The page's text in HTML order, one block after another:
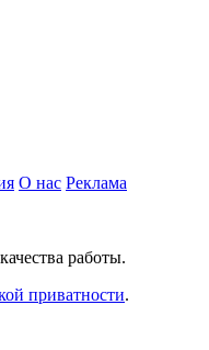
О нас Реклама
работы.
приватности.